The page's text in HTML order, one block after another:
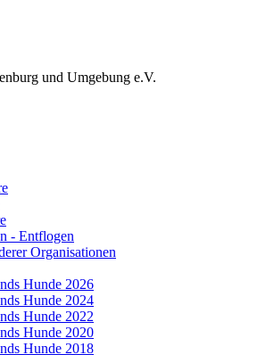
und Umgebung e.V.
- Entflogen
Organisationen
Hunde 2026
Hunde 2024
Hunde 2022
Hunde 2020
Hunde 2018